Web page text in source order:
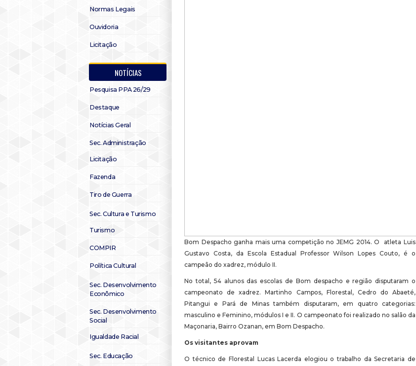
Normas Legais
Ouvidoria
Licitação
NOTÍCIAS
Pesquisa PPA 26/29
Destaque
Notícias Geral
Sec. Administração
Licitação
Fazenda
Tiro de Guerra
Sec. Cultura e Turismo
Turismo
COMPIR
Política Cultural
Sec. Desenvolvimento
Econômico
Sec. Desenvolvimento
Social
Igualdade Racial
Sec. Educação
Bom Despacho ganha mais uma competição no JEMG 2014. O atleta Luis
Gustavo Costa, da Escola Estadual Professor Wilson Lopes Couto, é o
campeão do xadrez, módulo II.
No total, 54 alunos das escolas de Bom despacho e região disputaram o
campeonato de xadrez. Martinho Campos, Florestal, Cedro do Abaeté,
Pitangui e Pará de Minas também disputaram, em quatro categorias:
masculino e Feminino, módulos I e II. O campeonato foi realizado no salão da
Maçonaria, Bairro Ozanan, em Bom Despacho.
Os visitantes aprovam
O técnico de Florestal Lucas Lacerda elogiou o trabalho da Secretaria de